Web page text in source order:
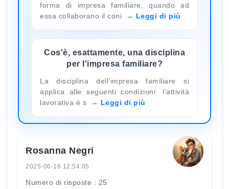
forma di impresa familiare, quando ad
essa collaborano il coni
Leggi di più
Cos'è, esattamente, una disciplina
per l'impresa familiare?
La disciplina dell’impresa familiare si
applica alle seguenti condizioni: l’attività
lavorativa è s
Leggi di più
Rosanna Negri
2025-06-16 12:54:05
Numero di risposte : 25